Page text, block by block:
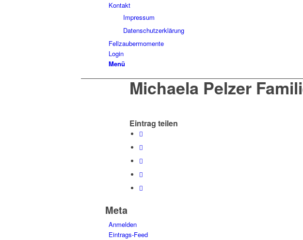
Kontakt
Impressum
Datenschutzerklärung
Fellzaubermomente
Login
Menü
Michaela Pelzer
Eintrag teilen
Meta
Anmelden
Eintrags-Feed